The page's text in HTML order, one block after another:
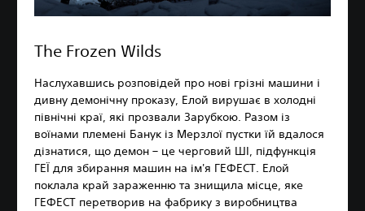
The Frozen Wilds
Наслухавшись розповідей про нові грізні машини і
дивну демонічну проказу, Елой вирушає в холодні
північні краї, які прозвали Зарубкою. Разом із
воїнами племені Банук із Мерзлої пустки їй вдалося
дізнатися, що демон – це черговий ШІ, підфункція
ГЕЇ для збирання машин на ім'я ГЕФЕСТ. Елой
поклала край зараженню та знищила місце, яке
ГЕФЕСТ перетворив на фабрику з виробництва